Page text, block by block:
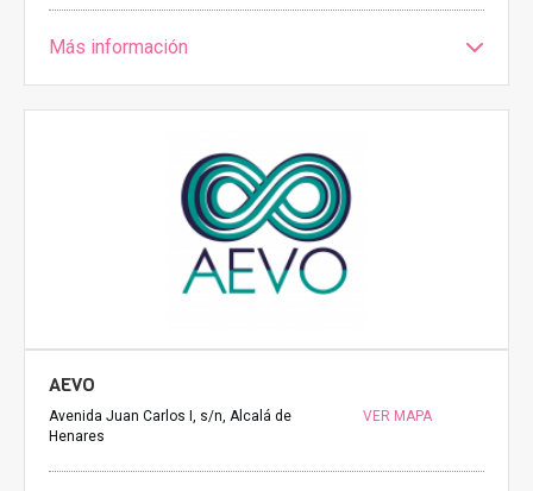
Más información
AEVO
Avenida Juan Carlos I, s/n, Alcalá de
Henares
VER MAPA